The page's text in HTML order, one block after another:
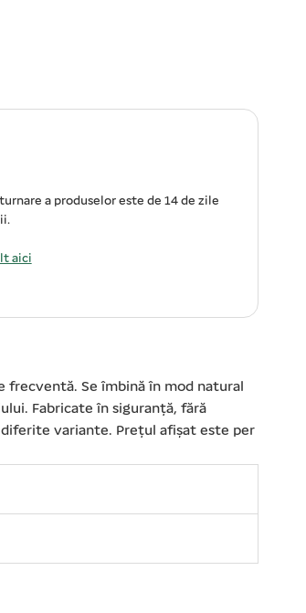
a produselor este de 14 de zile
aici
Se îmbină în mod natural
Fabricate în siguranță, fără
diferite variante. Prețul afișat este per